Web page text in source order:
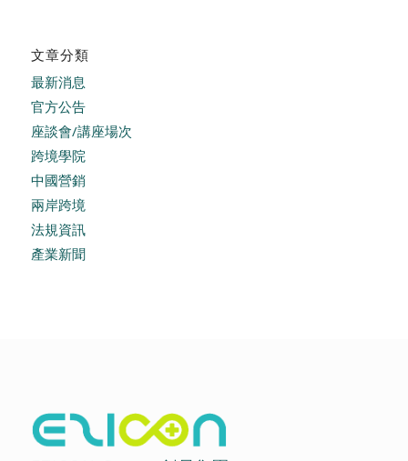
文章分類
最新消息
官方公告
座談會/講座場次
跨境學院
中國營銷
兩岸跨境
法規資訊
產業新聞